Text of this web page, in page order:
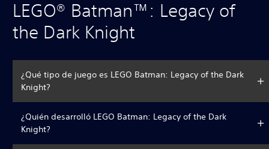
LEGO® Batman™: Legacy of
the Dark Knight
¿Qué tipo de juego es LEGO Batman: Legacy of the Dark
Knight?
¿Quién desarrolló LEGO Batman: Legacy of the Dark
Knight?